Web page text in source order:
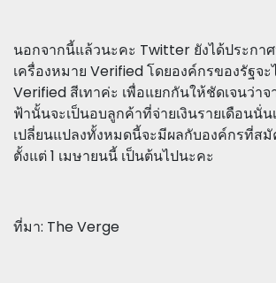
นอกจากนี้แล้วนะคะ Twitter ยังได้ประกา
เครื่องหมาย Verified โดยองค์กรของรัฐจะ
Verified สีเทาค่ะ เพื่อแยกกันให้ชัดเจนว่า
ฟ้านั้นจะเป็นอบลูกค้าที่จ่ายเงินรายเดือนนั่น
เปลี่ยนแปลงทั้งหมดนี้จะมีผลกับองค์กรที่ส
ตั้งแต่ 1 เมษายนนี้ เป็นต้นไปนะคะ
ที่มา: The Verge